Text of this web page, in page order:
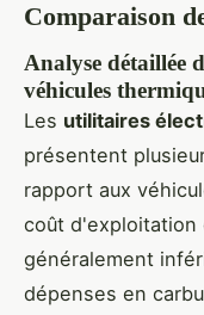
Comparaison
Analyse détaillée
véhicules
Les utilitaires
présentent
rapport aux
coût d'exploitation
généralement
dépenses en